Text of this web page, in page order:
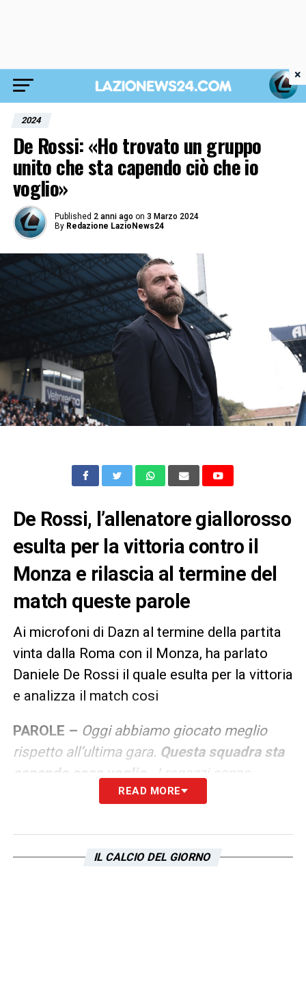
2024
De Rossi: «Ho trovato un gruppo
unito che sta capendo ciò che io
voglio»
Published 2 anni ago on 3 Marzo 2024
By Redazione LazioNews24
De Rossi, l’allenatore giallorosso
esulta per la vittoria contro il
Monza e rilascia al termine del
match queste parole
Ai microfoni di Dazn al termine della partita
vinta dalla Roma con il Monza, ha parlato
Daniele De Rossi il quale esulta per la vittoria
e analizza il match cosi
PAROLE – Oggi abbiamo giocato meglio
rispetto all’ultima gara. Questa squadra sta
capendo cosa voglio
. I ragazzi sanno
correre, impegnarsi e
mettere in campo unasquadra
offensivaperché so che ho giocatori che
READ MORE
IL CALCIO DEL GIORNO
×